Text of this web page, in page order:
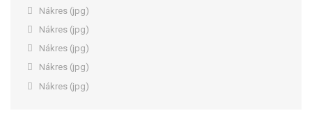
Nákres (jpg)
Nákres (jpg)
Nákres (jpg)
Nákres (jpg)
Nákres (jpg)